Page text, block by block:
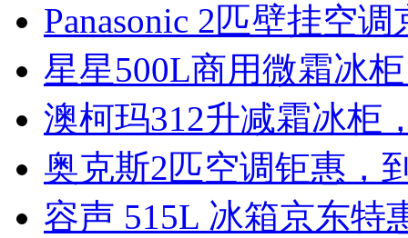
Panasonic 2匹壁挂空
星星500L商用微霜冰
澳柯玛312升减霜冰柜
奥克斯2匹空调钜惠，
容声 515L 冰箱京东特